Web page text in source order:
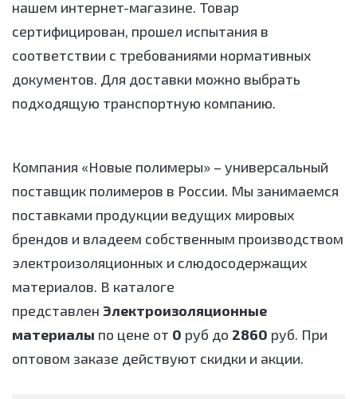
нашем интернет-магазине. Товар
сертифицирован, прошел испытания в
соответствии с требованиями нормативных
документов. Для доставки можно выбрать
подходящую транспортную компанию.
Компания «Новые полимеры» – универсальный
поставщик полимеров в России. Мы занимаемся
поставками продукции ведущих мировых
брендов и владеем собственным производством
электроизоляционных и слюдосодержащих
материалов. В каталоге
представлен Электроизоляционные
материалы по цене от 0 руб до 2860 руб. При
оптовом заказе действуют скидки и акции.